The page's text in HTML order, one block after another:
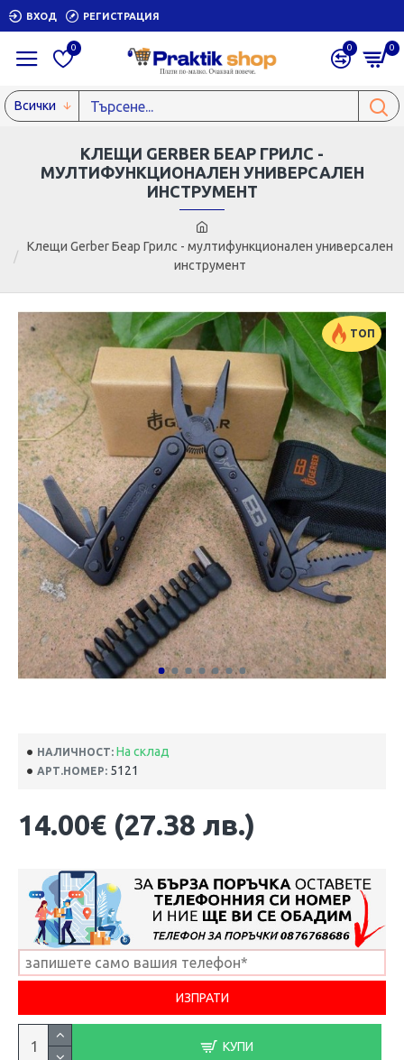
ВХОД РЕГИСТРАЦИЯ
0 0 0
Всички
Клещи Gerber Беар Грилс - мултифункционален универсален
инструмент
КЛЕЩИ GERBER БЕАР ГРИЛС -
МУЛТИФУНКЦИОНАЛЕН УНИВЕРСАЛЕН
ИНСТРУМЕНТ
ТОП
НАЛИЧНОСТ: На склад
АРТ.НОМЕР: 5121
14.00€ (27.38 лв.)
КУПИ